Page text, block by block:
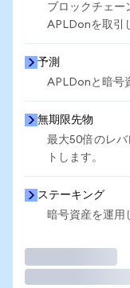
ブロックチェー
APLDonを取引
予測
APLDonと暗号
無期限先物
最大50倍のレバ
トします。
ステーキング
暗号資産を運用